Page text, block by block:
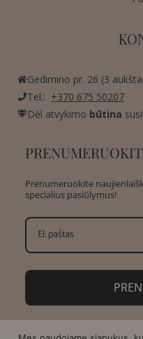
Gedimino pr. 26 (3
Tel.: +370 675 50207
Dėl atvykimo būtina
Prenumeruokite
specialius pasiūlymus!